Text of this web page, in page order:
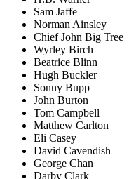
Sam Jaffe
Norman Ainsley
Chief John Big Tree
Wyrley Birch
Beatrice Blinn
Hugh Buckler
Sonny Bupp
John Burton
Tom Campbell
Matthew Carlton
Eli Casey
David Cavendish
George Chan
Darby Clark